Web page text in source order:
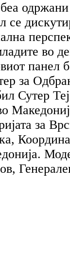
се
во
панел
за
Сутер
за